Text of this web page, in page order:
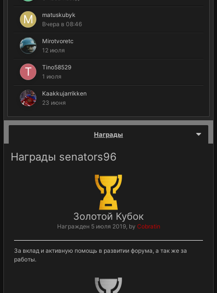
matuskubyk
Вчера в 08:46
Mirotvoretc
12 июля
Tino58529
1 июля
Kaakkujarrikken
23 июня
Награды
Награды senators96
Золотой Кубок
Награжден 5 июля 2019, by Cobratin
За вклад и активную помощь в развитии форума, а так же за
работы.